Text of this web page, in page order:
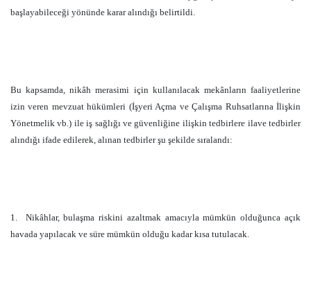
başlayabileceği yönünde karar alındığı belirtildi.
Bu kapsamda, nikâh merasimi için kullanılacak mekânların faaliyetlerine
izin veren mevzuat hükümleri (İşyeri Açma ve Çalışma Ruhsatlarına İlişkin
Yönetmelik vb.) ile iş sağlığı ve güvenliğine ilişkin tedbirlere ilave tedbirler
alındığı ifade edilerek, alınan tedbirler şu şekilde sıralandı:
1.
Nikâhlar, bulaşma riskini azaltmak amacıyla mümkün olduğunca açık
havada yapılacak ve süre mümkün olduğu kadar kısa tutulacak.